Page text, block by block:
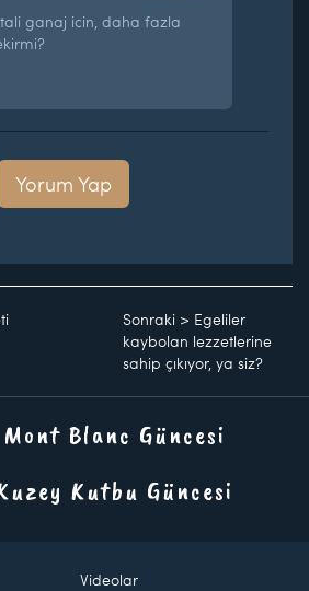
ganaj icin, daha fazla
Yorum Yap
Sonraki > Egeliler
kaybolan lezzetlerine
sahip çıkıyor, ya siz?
Blanc Güncesi
Kutbu Güncesi
Videolar